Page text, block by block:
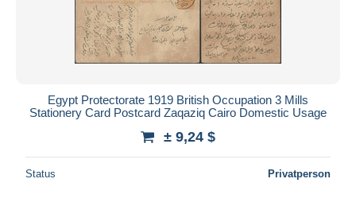
Egypt Protectorate 1919 British Occupation 3 Mills
Stationery Card Postcard Zaqaziq Cairo Domestic Usage
± 9,24 $
Status Privatperson